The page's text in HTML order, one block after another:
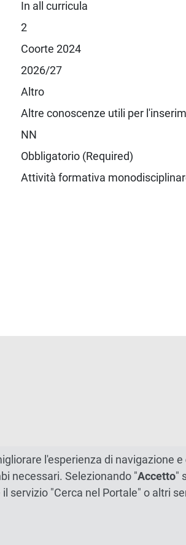
In all curricula
2
Coorte 2024
2026/27
Altro
Altre conoscenze utili per
NN
Obbligatorio (Required)
Attività formativa
l'esperienza di navigazione e
necessari. Selezionando "Accetto"
servizio "Cerca nel Portale" o altri